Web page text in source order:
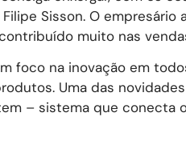
Sisson. O
muito nas
na inovação em
Uma das
– sistema que conecta